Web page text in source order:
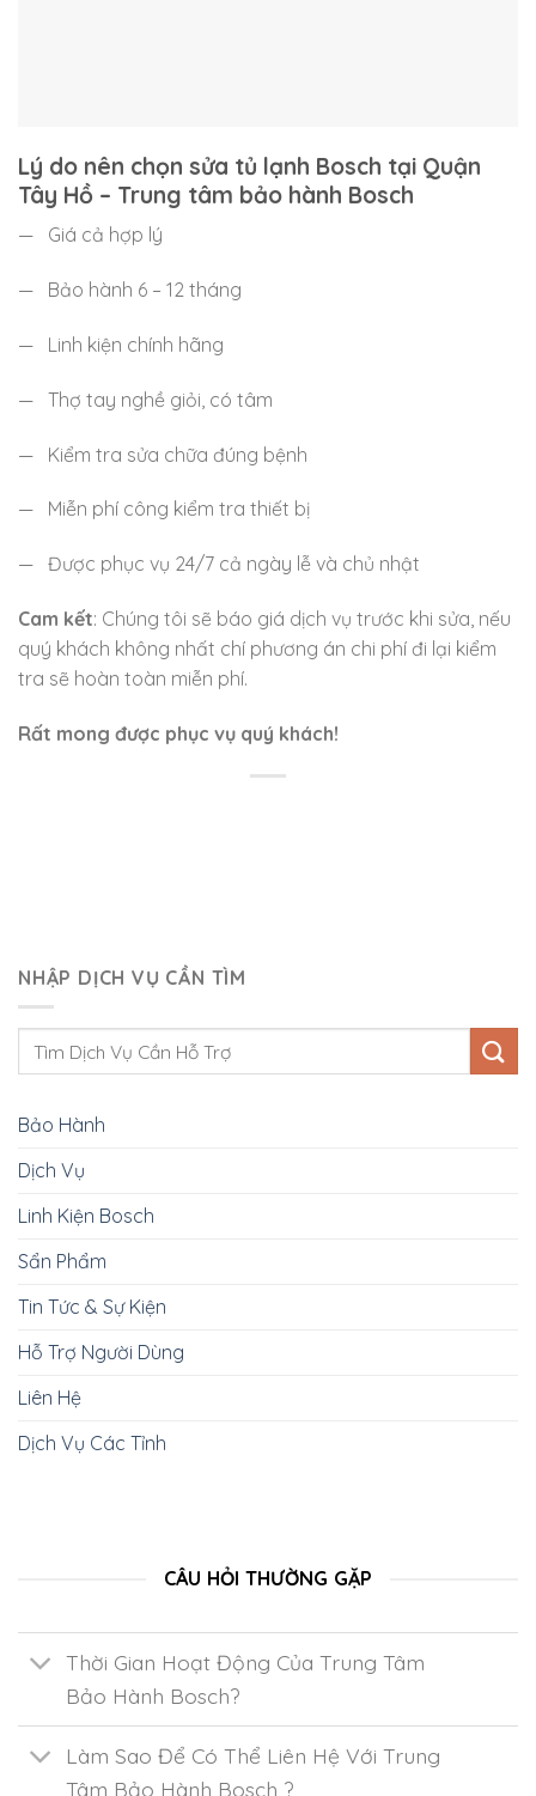
Lý do nên chọn sửa tủ lạnh Bosch tại Quận
Tây Hồ – Trung tâm bảo hành Bosch
— Giá cả hợp lý
— Bảo hành 6 – 12 tháng
— Linh kiện chính hãng
— Thợ tay nghề giỏi, có tâm
— Kiểm tra sửa chữa đúng bệnh
— Miễn phí công kiểm tra thiết bị
— Được phục vụ 24/7 cả ngày lễ và chủ nhật
Cam kết: Chúng tôi sẽ báo giá dịch vụ trước khi sửa, nếu
quý khách không nhất chí phương án chi phí đi lại kiểm
tra sẽ hoàn toàn miễn phí.
Rất mong được phục vụ quý khách!
NHẬP DỊCH VỤ CẦN TÌM
Bảo Hành
Dịch Vụ
Linh Kiện Bosch
Sẩn Phẩm
Tin Tức & Sự Kiện
Hỗ Trợ Người Dùng
Liên Hệ
Dịch Vụ Các Tỉnh
CÂU HỎI THƯỜNG GẶP
Thời Gian Hoạt Động Của Trung Tâm
Bảo Hành Bosch?
Làm Sao Để Có Thể Liên Hệ Với Trung
Tâm Bảo Hành Bosch ?